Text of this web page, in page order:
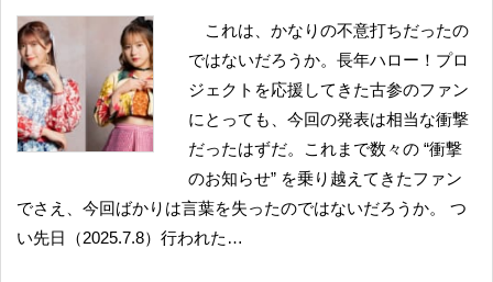
これは、かなりの不意打ちだったの
ではないだろうか。長年ハロー！プロ
ジェクトを応援してきた古参のファン
にとっても、今回の発表は相当な衝撃
だったはずだ。これまで数々の “衝撃
のお知らせ” を乗り越えてきたファン
でさえ、今回ばかりは言葉を失ったのではないだろうか。 つ
い先日（2025.7.8）行われた…